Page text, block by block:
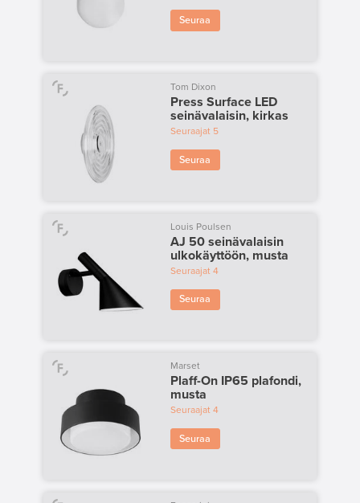
Seuraa
Tom Dixon
Press Surface LED
seinävalaisin, kirkas
Seuraajat5
Seuraa
Louis Poulsen
AJ 50 seinävalaisin
ulkokäyttöön, musta
Seuraajat 4
Seuraa
Marset
Plaff-On IP65 plafondi,
musta
Seuraajat4
Seuraa